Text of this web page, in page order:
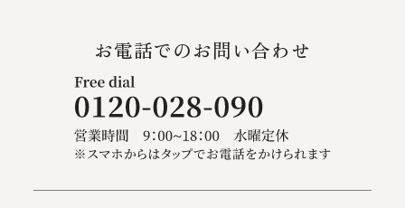
お電話でのお問い合わせ